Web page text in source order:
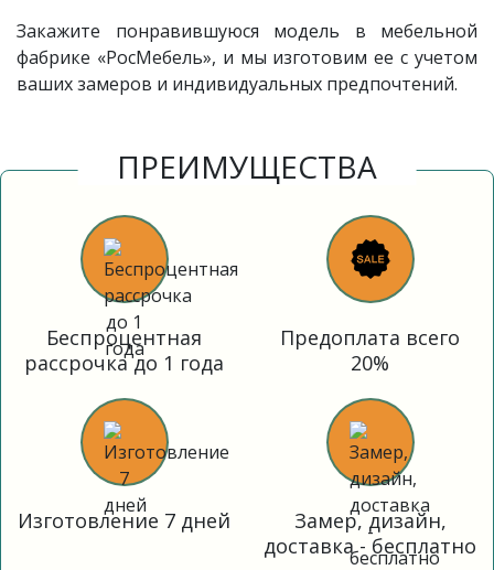
Закажите понравившуюся модель в мебельной
фабрике «РосМебель», и мы изготовим ее с учетом
ваших замеров и индивидуальных предпочтений.
ПРЕИМУЩЕСТВА
Беспроцентная
рассрочка до 1 года
Предоплата всего
20%
Изготовление 7 дней
Замер, дизайн,
доставка - бесплатно